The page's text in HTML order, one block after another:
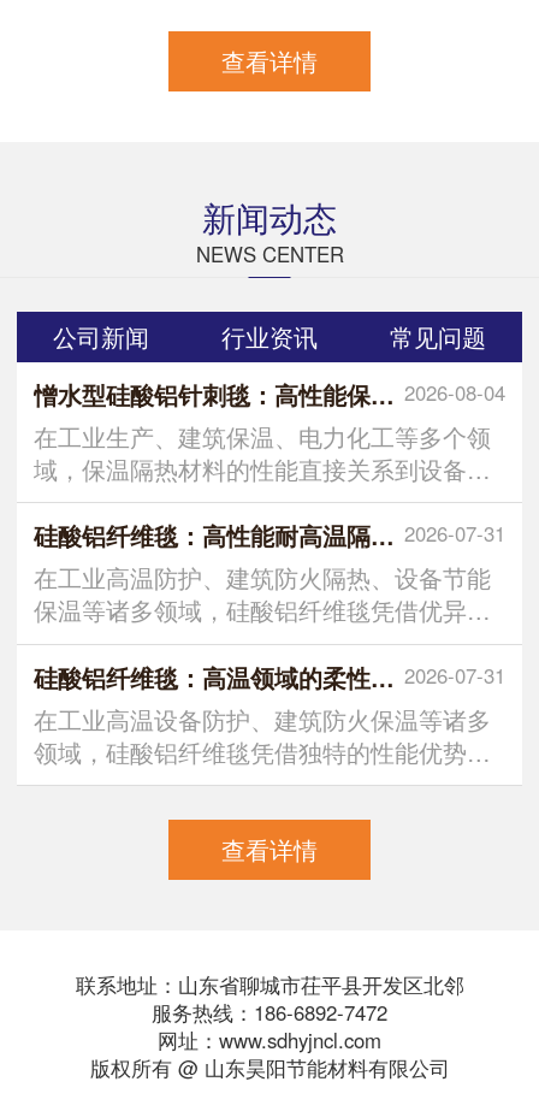
查看详情
新闻动态
NEWS CENTER
公司新闻 行业资讯 常见问题
2026-08-04
憎水型硅酸铝针刺毯：高性能保温隔热材料的优选
在工业生产、建筑保温、电力化工等多个领
域，保温隔热材料的性能直接关系到设备运
行效率、能耗控制及使用安全
2026-07-31
硅酸铝纤维毯：高性能耐高温隔热保温材料解析
在工业高温防护、建筑防火隔热、设备节能
保温等诸多领域，硅酸铝纤维毯凭借优异的
耐高温、隔热、
2026-07-31
硅酸铝纤维毯：高温领域的柔性隔热屏障
在工业高温设备防护、建筑防火保温等诸多
领域，硅酸铝纤维毯凭借独特的性能优势，
成为不可或缺的功能性材料
查看详情
联系地址：山东省聊城市茌平县开发区北邻
服务热线：186-6892-7472
网址：www.sdhyjncl.com
版权所有 @ 山东昊阳节能材料有限公司